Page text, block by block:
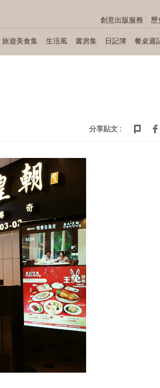
創意出版服務 歷
旅遊美食集 生活風 書房集 日記簿 餐桌週
分享貼文 :